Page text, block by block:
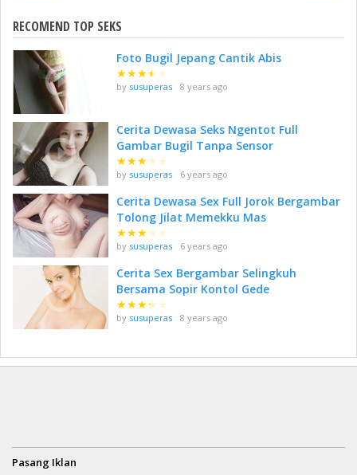
RECOMEND TOP SEKS
Foto Bugil Jepang Cantik Abis
★★★★ ★
by susuperas 8 years ago
Cerita Dewasa Seks Ngentot Full
Gambar Bugil Tanpa Sensor
★★★★ ★
by susuperas 6 years ago
Cerita Dewasa Sex Full Jorok Bergambar
Tolong Jilat Memekku Mas
★★★★ ★
by susuperas 6 years ago
Cerita Sex Bergambar Selingkuh
Bersama Sopir Kontol Gede
★★★★ ★
by susuperas 8 years ago
Pasang Iklan